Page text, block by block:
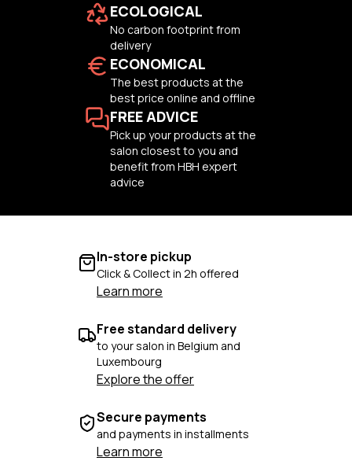
ECOLOGICAL
No carbon footprint from
delivery
ECONOMICAL
The best products at the
best price online and offline
FREE ADVICE
Pick up your products at the
salon closest to you and
benefit from HBH expert
advice
In-store pickup
Click & Collect in 2h offered
Learn more
Free standard delivery
to your salon in Belgium and
Luxembourg
Explore the offer
Secure payments
and payments in installments
Learn more